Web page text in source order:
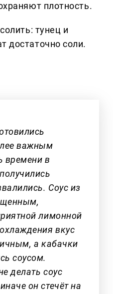
плотность.
тунец и
достаточно соли.
важным
времени в
Соус из
лимонной
вкус
а кабачки
соусом.
делать соус
он стечёт на